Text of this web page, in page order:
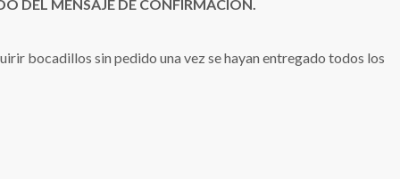
DEL MENSAJE DE CONFIRMACIÓN.
bocadillos sin pedido una vez se hayan entregado todos los